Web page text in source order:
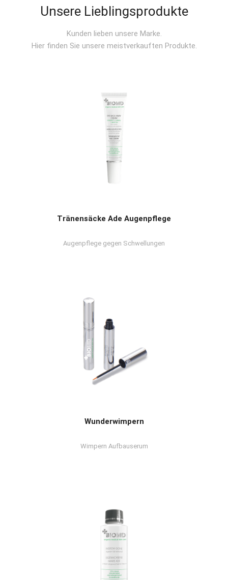
Unsere Lieblingsprodukte
Kunden lieben unsere Marke.
Hier finden Sie unsere meistverkauften Produkte.
Tränensäcke Ade Augenpflege
Augenpflege gegen Schwellungen
Wunderwimpern
Wimpern Aufbauserum